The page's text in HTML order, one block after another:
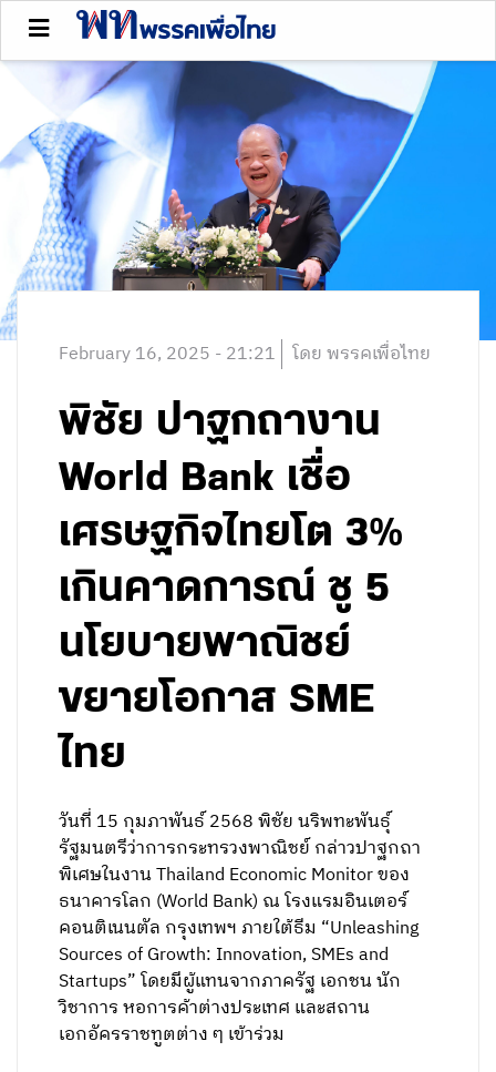
February 16, 2025 - 21:21 โดย พรรคเพื่อไทย
พิชัย ปาฐกถางาน
World Bank เชื่อ
เศรษฐกิจไทยโต 3%
เกินคาดการณ์ ชู 5
นโยบายพาณิชย์
ขยายโอกาส SME
ไทย
วันที่ 15 กุมภาพันธ์ 2568 พิชัย นริพทะพันธุ์
รัฐมนตรีว่าการกระทรวงพาณิชย์ กล่าวปาฐกถา
พิเศษในงาน Thailand Economic Monitor ของ
ธนาคารโลก (World Bank) ณ โรงแรมอินเตอร์
คอนติเนนตัล กรุงเทพฯ ภายใต้ธีม “Unleashing
Sources of Growth: Innovation, SMEs and
Startups” โดยมีผู้แทนจากภาครัฐ เอกชน นัก
วิชาการ หอการค้าต่างประเทศ และสถาน
เอกอัครราชทูตต่าง ๆ เข้าร่วม